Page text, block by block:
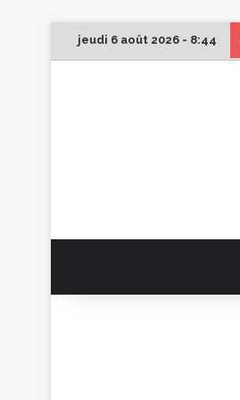
jeudi 6 août 2026 - 8:44